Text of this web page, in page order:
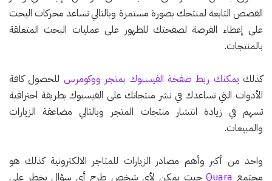
القصص التابعة لمنتجك بصورة مستمرة وبالتالي تساعد محركات البحث
على إعطاء الفرصة لصفحتك للظهور على عمليات البحث المتعلقة
بالمنتجات.
كذلك يمكنك ربط صفحة الفيسبوك بمتجر ووكومرس للحصول كافة
الأدوات التي تساعدك في نشر منتجاتك على الفيسبوك بطريقة احترافية
تسهم في زيادة انتشار منتجات المتجر وبالتالي مضاعفة الزيارات
والمبيعات.
واحد من أكبر وأهم مصادر الزيارات للمتاجر الالكترونية كذلك هو
مجتمعQuaraحيث يمكن لأي شخص طرح أي سؤال يخطر على